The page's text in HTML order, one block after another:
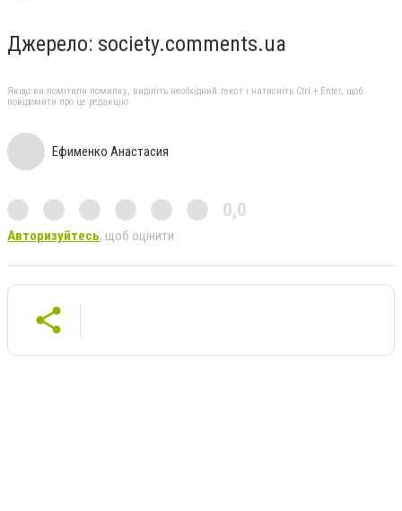
Джерело: society.comments.ua
Якщо ви помітили помилку, виділіть необхідний текст і натисніть Ctrl + Enter, щоб
повідомити про це редакцію
Ефименко Анастасия
0,0
Авторизуйтесь, щоб оцінити